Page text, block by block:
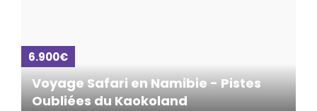
6.900€
Voyage Safari en Namibie - Pistes
Oubliées du Kaokoland